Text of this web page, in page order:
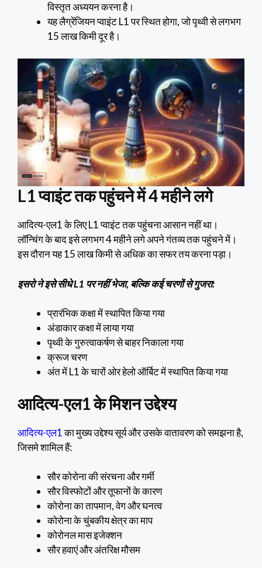
विस्तृत अध्ययन करना है।
यह लैग्रेंजियन प्वाइंट L1 पर स्थित होगा, जो पृथ्वी से लगभग
15 लाख किमी दूर है।
L1 प्वाइंट तक पहुंचने में 4 महीने लगे
आदित्य-एल1 के लिए L1 प्वाइंट तक पहुंचना आसान नहीं था।
लॉन्चिंग के बाद इसे लगभग 4 महीने लगे अपने गंतव्य तक पहुंचने में।
इस दौरान यह 15 लाख किमी से अधिक का सफर तय करना पड़ा।
इसरो ने इसे सीधे L1 पर नहीं भेजा, बल्कि कई चरणों से गुजरा:
प्रारंभिक कक्षा में स्थापित किया गया
अंडाकार कक्षा में लाया गया
पृथ्वी के गुरुत्वाकर्षण से बाहर निकाला गया
क्रूज चरण
अंत में L1 के चारों ओर हेलो ऑर्बिट में स्थापित किया गया
आदित्य-एल1 के मिशन उद्देश्य
आदित्य-एल1का मुख्य उद्देश्य सूर्य और उसके वातावरण को समझना है,
जिसमे शामिल हैं:
सौर कोरोना की संरचना और गर्मी
सौर विस्फोटों और तूफानों के कारण
कोरोना का तापमान, वेग और घनत्व
कोरोना के चुंबकीय क्षेत्र का माप
कोरोनल मास इजेक्शन
सौर हवाएं और अंतरिक्ष मौसम